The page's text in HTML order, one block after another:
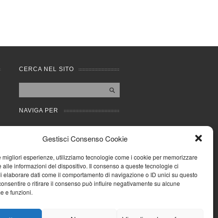
Gestisci Consenso Cookie
migliori esperienze, utilizziamo tecnologie come i cookie per memorizzare
alle informazioni del dispositivo. Il consenso a queste tecnologie ci
elaborare dati come il comportamento di navigazione o ID unici su questo
o ritirare il consenso può influire negativamente su alcune
e funzioni.
CERCA NEL SITO
NAVIGA PER
Mappa completa
Mappa categorie
Privacy Policy
Forum
Iscriviti alla Community
AziendaCondominio